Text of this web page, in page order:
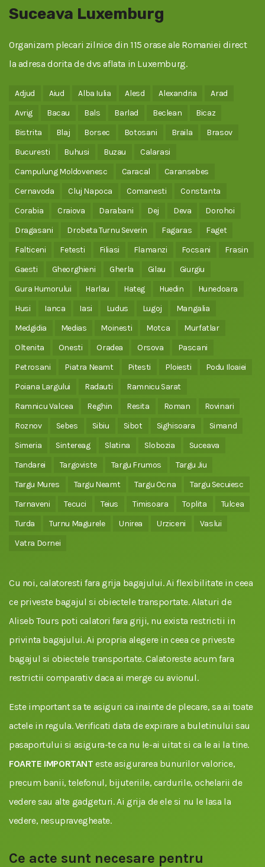
Suceava Luxemburg
Organizam plecari zilnice din 115 orase ale Romaniei direct
la adresa dorita de dvs aflata in Luxemburg.
Adjud Aiud Alba Iulia Alesd Alexandria
Arad
Avrig
Bacau Bals Barlad Beclean
Bicaz
Bistrita
Blaj Borsec Botosani Braila
Brasov
Bucuresti
Buhusi Buzau
Calarasi
Campulung Moldovenesc
Caracal
Caransebes
Cernavoda
Cluj Napoca Comanesti
Constanta
Corabia
Craiova Darabani Dej Deva
Dorohoi
Dragasani
Drobeta Turnu Severin Fagaras
Faget
Falticeni
Fetesti Filiasi Flamanzi Focsani
Frasin
Gaesti
Gheorghieni Gherla Gilau
Giurgiu
Gura Humorului
Harlau Hateg Huedin
Hunedoara
Husi
Ianca Iasi Ludus Lugoj
Mangalia
Medgidia
Medias Moinesti Motca
Murfatlar
Oltenita
Onesti Oradea Orsova
Pascani
Petrosani
Piatra Neamt Pitesti Ploiesti
Podu Iloaiei
Poiana Largului
Radauti
Ramnicu Sarat
Ramnicu Valcea
Reghin Resita Roman
Rovinari
Roznov
Sebes Sibiu Sibot Sighisoara
Simand
Simeria
Sintereag Slatina Slobozia
Suceava
Tandarei
Targoviste Targu Frumos
Targu Jiu
Targu Mures
Targu Neamt Targu Ocna
Targu Secuiesc
Tarnaveni
Tecuci Teius Timisoara Toplita
Tulcea
Turda
Turnu Magurele Unirea Urziceni
Vaslui
Vatra Dornei
Cu noi, calatoresti fara grija bagajului. Ai flexibilitate in ceea
ce priveste bagajul si obiectele transportate. Alaturi de
Aliseb Tours poti calatori fara griji, nu exista restrictii in
privinta bagajului. Ai propria alegere in ceea ce priveste
bagajul si obiectele transportate. Calatoreste acum fara
restrictii comparativ daca ai merge cu avionul.
Este important sa te asiguri ca inainte de plecare, sa ai toate
actele in regula. Verificati data de expirare a buletinului sau
pasaportului si asigura-te ca nu le-ai uitat si ca le ai la tine.
FOARTE IMPORTANT este asigurarea bunurilor valorice,
precum banii, telefonul, bijuteriile, cardurile, ochelarii de
vedere sau alte gadgeturi. Ai grija de ele si nu le lasa la
vedere, nesupravegheate.
Ce acte sunt necesare pentru